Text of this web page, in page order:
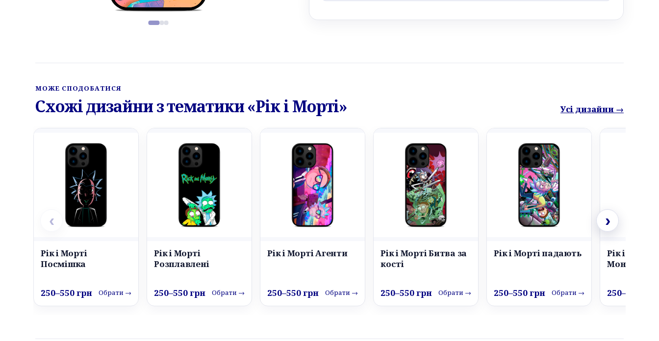
МОЖЕ СПОДОБАТИСЯ
Схожі дизайни з тематики «Рік і Морті» Усі дизайни →
‹
Рік і Морті
Посмішка
250–550 грн Обрати →
Рік і Морті
Розплавлені
250–550 грн Обрати →
Рік і Морті Агенти
250–550 грн Обрати →
Рік і Морті Битва за
кості
250–550 грн Обрати →
Рік і Морті падають
250–550 грн Обрати →
Рік і Морті
Монстра
250–550 грн
›